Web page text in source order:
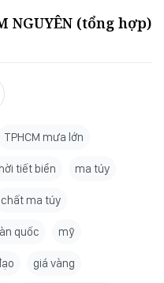
NGUYÊN (tổng hợp)
TPHCM mưa lớn
tiết biển ma túy
chất ma túy
quốc mỹ
giá vàng